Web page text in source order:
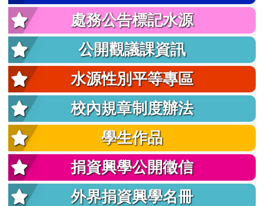
處務公告標記水源
公開觀議課資訊
水源性別平等專區
校內規章制度辦法
學生作品
捐資興學公開徵信
外界捐資興學名冊